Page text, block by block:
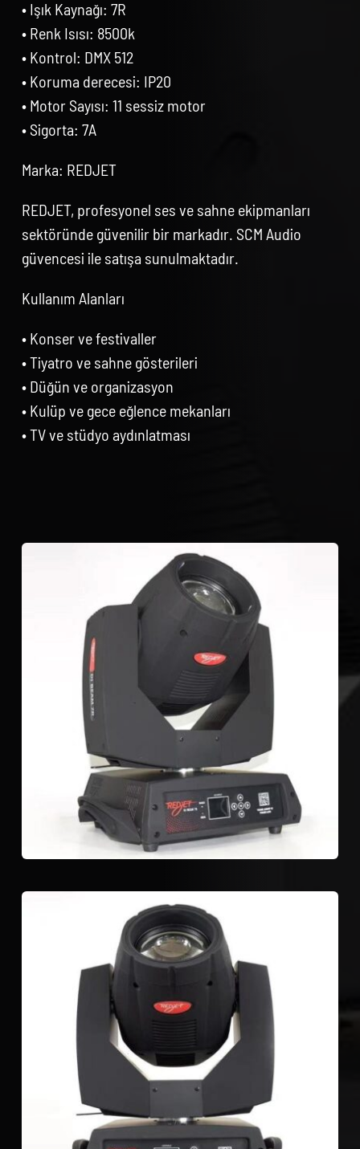
• Işık Kaynağı: 7R
• Renk Isısı: 8500k
• Kontrol: DMX 512
• Koruma derecesi: IP20
• Motor Sayısı: 11 sessiz motor
• Sigorta: 7A
Marka: REDJET
REDJET, profesyonel ses ve sahne ekipmanları
sektöründe güvenilir bir markadır. SCM Audio
güvencesi ile satışa sunulmaktadır.
Kullanım Alanları
• Konser ve festivaller
• Tiyatro ve sahne gösterileri
• Düğün ve organizasyon
• Kulüp ve gece eğlence mekanları
• TV ve stüdyo aydınlatması